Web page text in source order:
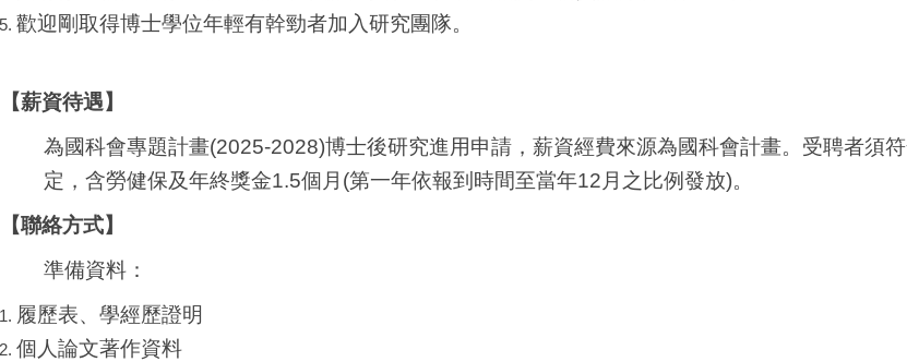
歡迎剛取得博士學位年輕有幹勁者加入研究團隊。
【薪資待遇】
為國科會專題計畫(2025-2028)博士後研究進用申請，薪資經費來源為國科會計畫。受聘者須
定，含勞健保及年終獎金1.5個月(第一年依報到時間至當年12月之比例發放)。
【聯絡方式】
準備資料：
履歷表、學經歷證明
個人論文著作資料